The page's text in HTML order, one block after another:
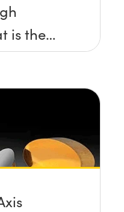
is the
threshold